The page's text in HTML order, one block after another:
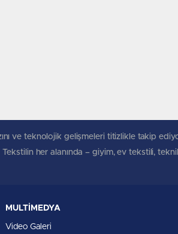
ve teknolojik gelişmeleri titizlikle takip
her alanında – giyim, ev tekstili,
MULTİMEDYA
Video Galeri